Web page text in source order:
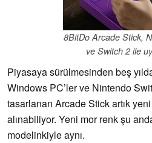
8BitDo Arcade Stick,
ve Switch 2 ile
Piyasaya sürülmesinden beş
Windows PC’ler ve Nintendo
tasarlanan Arcade Stick artık
alınabiliyor. Yeni mor renk şu
modelinkiyle aynı.